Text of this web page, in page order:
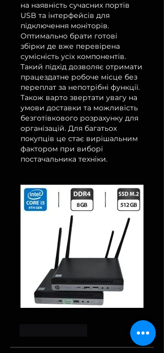
на наявність сучасних портів
USB та інтерфейсів для
підключення моніторів.
Оптимально брати готові
збірки де вже перевірена
сумісність усіх компонентів.
Такий підхід дозволяє отримати
працездатне робоче місце без
переплат за непотрібні функції.
Також варто звертати увагу на
умови доставки та можливість
безготівкового розрахунку для
організацій. Для багатьох
покупців це стає вирішальним
фактором при виборі
постачальника техніки.